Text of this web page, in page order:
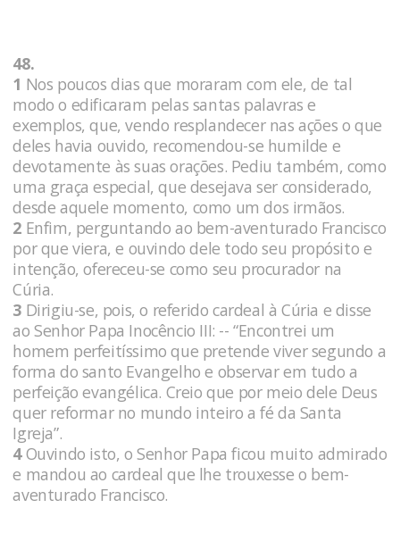
48.
1 Nos poucos dias que moraram com ele, de tal
modo o edificaram pelas santas palavras e
exemplos, que, vendo resplandecer nas ações o que
deles havia ouvido, recomendou-se humilde e
devotamente às suas orações. Pediu também, como
uma graça especial, que desejava ser considerado,
desde aquele momento, como um dos irmãos.
2 Enfim, perguntando ao bem-aventurado Francisco
por que viera, e ouvindo dele todo seu propósito e
intenção, ofereceu-se como seu procurador na
Cúria.
3 Dirigiu-se, pois, o referido cardeal à Cúria e disse
ao Senhor Papa Inocêncio III: -- “Encontrei um
homem perfeitíssimo que pretende viver segundo a
forma do santo Evangelho e observar em tudo a
perfeição evangélica. Creio que por meio dele Deus
quer reformar no mundo inteiro a fé da Santa
Igreja”.
4Ouvindo isto, o Senhor Papa ficou muito admirado
e mandou ao cardeal que lhe trouxesse o bem-
aventurado Francisco.